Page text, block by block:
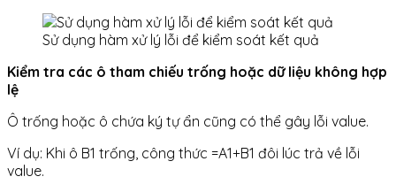
Sử dụng hàm xử lý lỗi để kiểm soát kết quả
Kiểm tra các ô tham chiếu trống hoặc dữ liệu không hợp
lệ
Ô trống hoặc ô chứa ký tự ẩn cũng có thể gây lỗi value.
Ví dụ: Khi ô B1 trống, công thức =A1+B1 đôi lúc trả về lỗi
value.